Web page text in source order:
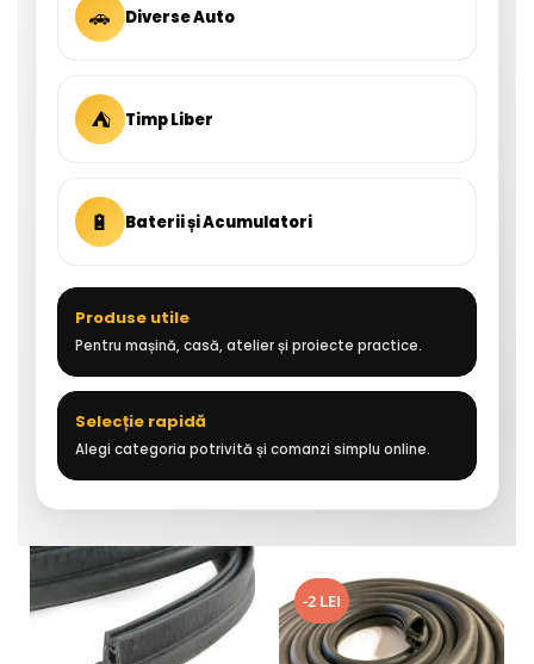
🚗 Diverse Auto
⛺ Timp Liber
🔋 Baterii și Acumulatori
Produse utile
Pentru mașină, casă, atelier și proiecte practice.
Selecție rapidă
Alegi categoria potrivită și comanzi simplu online.
-2 LEI